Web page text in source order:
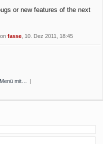
or new features of the next
fasse , 10. Dez 2011, 18:45
mit…